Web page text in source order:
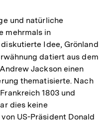
und natürliche
mehrmals in
Idee, Grönland
datiert aus dem
Jackson einen
thematisierte. Nach
1803 und
dies keine
US-Präsident Donald